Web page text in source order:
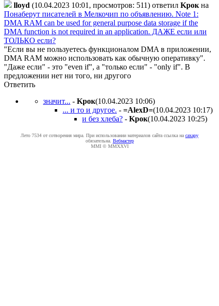
lloyd (10.04.2023 10:01, просмотров: 511) ответил Kpoк на
Понаберут писателей в Мелкочип по объявлению. Note 1:
DMA RAM can be used for general purpose data storage if the
DMA function is not required in an application. ДАЖЕ если или
ТОЛЬКО если?
"Если вы не пользуетесь функционалом DMA в приложении,
DMA RAM можно использовать как обычную оперативку".
"Даже если" - это "even if", а "только если" - "only if". В
предложении нет ни того, ни другого
Ответить
значит... - Kpoк(10.04.2023 10:06)
... и то и другое. - =AlexD=(10.04.2023 10:17)
и без хлеба? - Kpoк(10.04.2023 10:25)
Лето 7534 от сотворения мира. При использовании материалов сайта ссылка на caxapу
обязательна. Вебмастер
MMI © MMXXVI